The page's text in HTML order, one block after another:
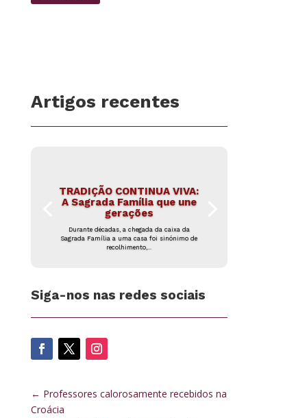
Artigos recentes
TRADIÇÃO CONTINUA VIVA:
A Sagrada Família que une
gerações
Durante décadas, a chegada da caixa da
Sagrada Família a uma casa foi sinónimo de
recolhimento,...
Siga-nos nas redes sociais
← Professores calorosamente recebidos na
Croácia